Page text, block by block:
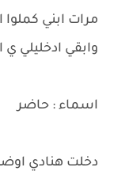
مرات ابني كملوا
وابقي ادخليلي
اسماء : حاضر
دخلت هنادي